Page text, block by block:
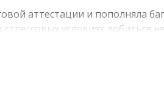
аттестации и пополняла
условиях добиться
с традиционной